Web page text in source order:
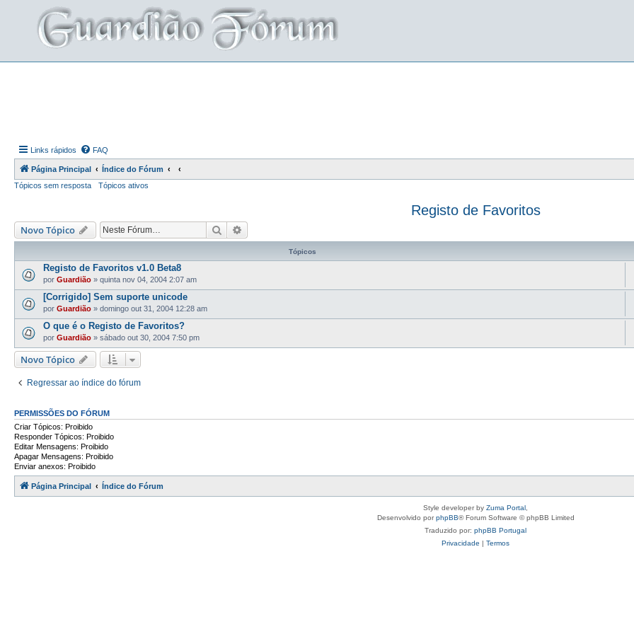
Links rápidos FAQ
Página Principal
Índice do Fórum
Tópicos sem resposta
Tópicos ativos
Registo de Favoritos
Novo Tópico Pesquisar
Tópicos
Registo de Favoritos v1.0 Beta8
por Guardião » quinta nov 04, 2004 2:07 am
[Corrigido] Sem suporte unicode
por Guardião » domingo out 31, 2004 12:28 am
O que é o Registo de Favoritos?
por Guardião » sábado out 30, 2004 7:50 pm
Novo Tópico
Regressar ao índice do fórum
PERMISSÕES DO FÓRUM
Criar Tópicos: Proibido
Responder Tópicos: Proibido
Editar Mensagens: Proibido
Apagar Mensagens: Proibido
Enviar anexos: Proibido
Página Principal Índice do Fórum
Style developer by Zuma Portal
Desenvolvido porphpBB® Forum Software © phpBB Limited
Traduzido por: phpBB Portugal
Privacidade | Termos